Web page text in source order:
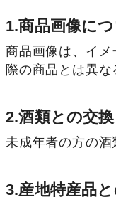
1.商品画像に
商品画像は、イ
際の商品とは異な
2.酒類との交
未成年者の方の酒
3.産地特産品